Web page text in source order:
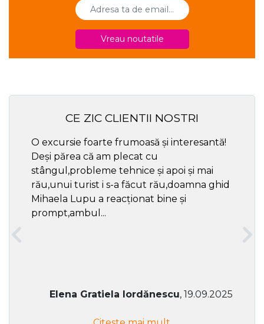
Vreau noutatile
CE ZIC CLIENTII NOSTRI
O excursie foarte frumoasă și interesantă!
Deși părea că am plecat cu
stângul,probleme tehnice și apoi și mai
rău,unui turist i s-a făcut rău,doamna ghid
Mihaela Lupu a reacționat bine și
prompt,ambul...
Elena Gratiela Iordănescu, 19.09.2025